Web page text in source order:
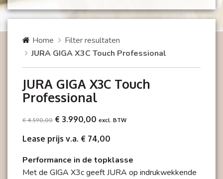
Home
Filter resultaten
JURA GIGA X3C Touch Professional
JURA GIGA X3C Touch
Professional
€ 4.590,00 € 3.990,00 excl. BTW
Lease prijs v.a. € 74,00
Performance in de topklasse
Met de GIGA X3c geeft JURA op indrukwekkende